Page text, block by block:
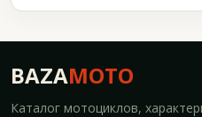
BAZAMOTO
Каталог мотоциклов,